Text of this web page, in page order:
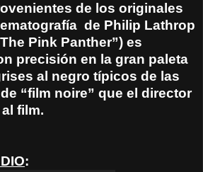
de los originales
de Philip Lathrop
Pink Panther”) es
precisión en la gran paleta
al negro típicos de las
“film noire” que el director
film.
: